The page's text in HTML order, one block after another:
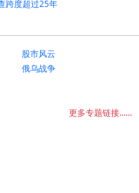
跨度超过25年
股市风云
俄乌战争
更多专题链接......